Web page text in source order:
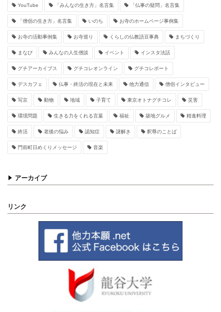
YouTube 「みんなの生き方」名言集 「仏事の疑問」名言集
「僧侶の生き方」名言集 いのち お寺のホームページ事例集
お寺の活動事例集 お寺巡り くらしの仏教語豆事典 まちづくり
まなび みんなの人生僧談 イベント インスタ法話
グチアーカイブス グチコレオンライン グチコレポート
デスカフェ 仏事・終活の現在と未来 他力通信 僧侶インタビュー
写京 動物 地域 子育て 東京オトナグチコレ 災害
環境問題 生きる力をくれる言葉 福祉 築地グルメ 精進料理
終活 老後の悩み 認知症 謎解き 釈尊のことば
門前町日めくりメッセージ 音楽
アーカイブ
リンク